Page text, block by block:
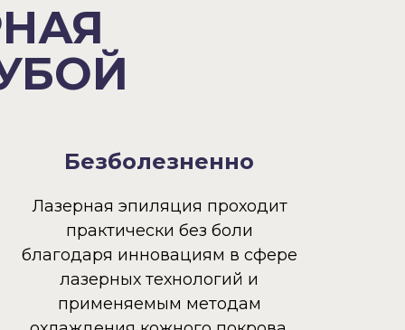
Безболезненно
Лазерная эпиляция проходит
практически без боли
благодаря инновациям в сфере
лазерных технологий и
применяемым методам